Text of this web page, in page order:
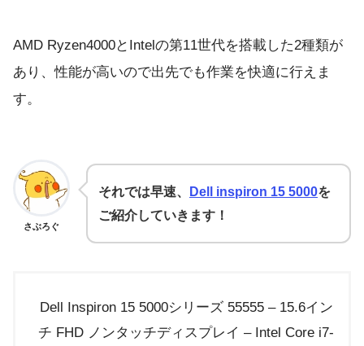
AMD Ryzen4000とIntelの第11世代を搭載した2種類が
あり、性能が高いので出先でも作業を快適に行えま
す。
さぶろぐ
それでは早速、 Dell inspiron 15 5000を
ご紹介していきます！
Dell Inspiron 15 5000シリーズ 55555 – 15.6イン
チ FHD ノンタッチディスプレイ – Intel Core i7-